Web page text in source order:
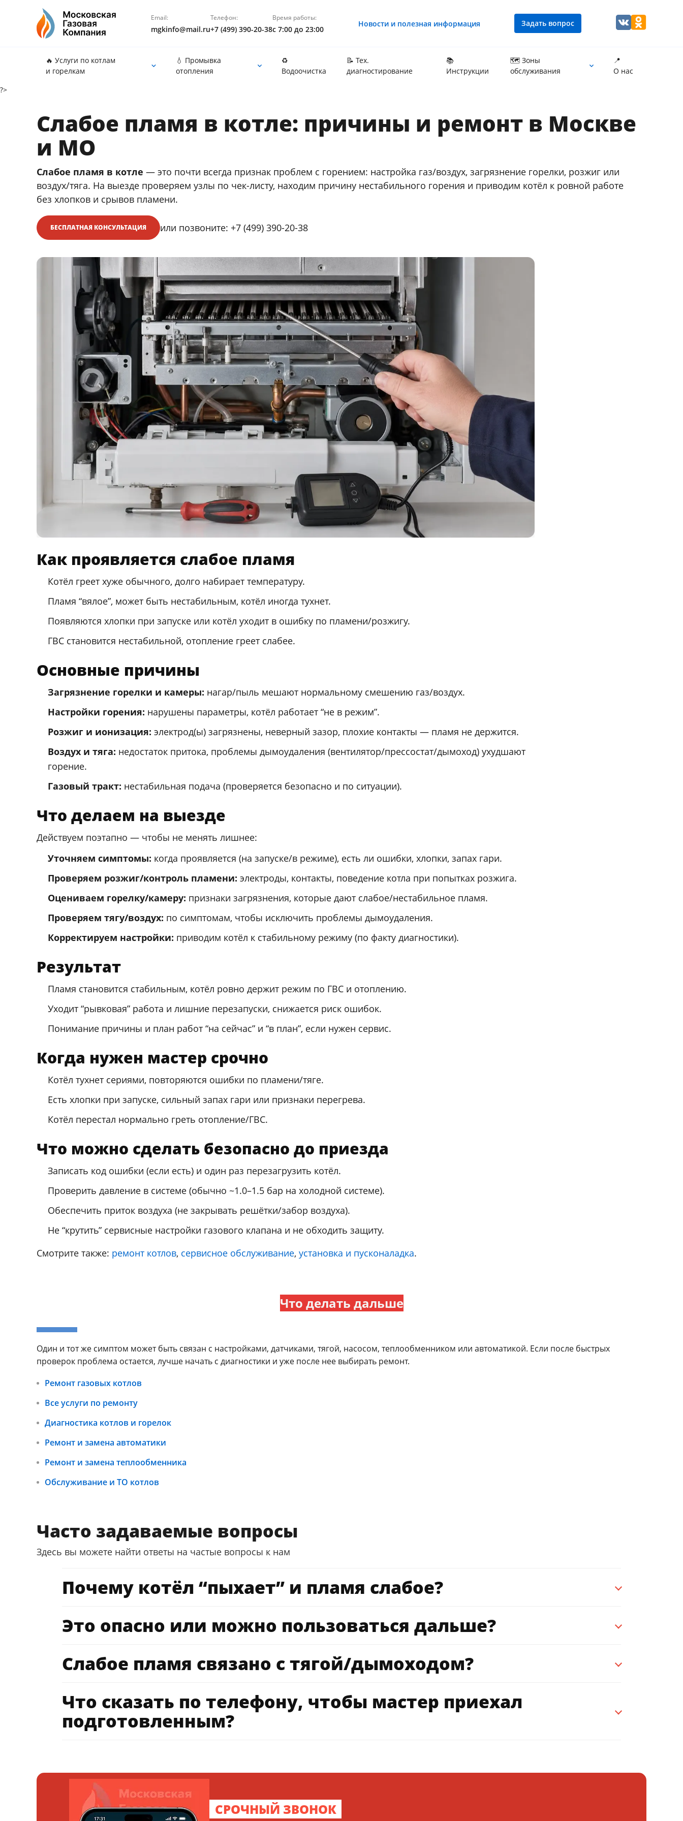
Email:
mgkinfo@mail.ru
Телефон:
+7 (499) 390-20-38
Время работы:
с 7:00 до 23:00
Новости и полезная информация Задать вопрос
🔥 Услуги по котлам
и горелкам
💧 Промывка
отопления
♻️
Водоочистка
📝 Тех.
диагностирование
📚
Инструкции
🗺 Зоны
обслуживания
📍
О нас
?>
Слабое пламя в котле: причины и ремонт в Москве
и МО
Слабое пламя в котле — это почти всегда признак проблем с горением: настройка газ/воздух, загрязнение горелки, розжиг или
воздух/тяга. На выезде проверяем узлы по чек-листу, находим причину нестабильного горения и приводим котёл к ровной работе
без хлопков и срывов пламени.
БЕСПЛАТНАЯ КОНСУЛЬТАЦИЯ или позвоните: +7 (499) 390-20-38
Как проявляется слабое пламя
Котёл греет хуже обычного, долго набирает температуру.
Пламя “вялое”, может быть нестабильным, котёл иногда тухнет.
Появляются хлопки при запуске или котёл уходит в ошибку по пламени/розжигу.
ГВС становится нестабильной, отопление греет слабее.
Основные причины
Загрязнение горелки и камеры: нагар/пыль мешают нормальному смешению газ/воздух.
Настройки горения: нарушены параметры, котёл работает “не в режим”.
Розжиг и ионизация: электрод(ы) загрязнены, неверный зазор, плохие контакты — пламя не держится.
Воздух и тяга: недостаток притока, проблемы дымоудаления (вентилятор/прессостат/дымоход) ухудшают
горение.
Газовый тракт: нестабильная подача (проверяется безопасно и по ситуации).
Что делаем на выезде
Действуем поэтапно — чтобы не менять лишнее:
Уточняем симптомы: когда проявляется (на запуске/в режиме), есть ли ошибки, хлопки, запах гари.
Проверяем розжиг/контроль пламени: электроды, контакты, поведение котла при попытках розжига.
Оцениваем горелку/камеру: признаки загрязнения, которые дают слабое/нестабильное пламя.
Проверяем тягу/воздух: по симптомам, чтобы исключить проблемы дымоудаления.
Корректируем настройки: приводим котёл к стабильному режиму (по факту диагностики).
Результат
Пламя становится стабильным, котёл ровно держит режим по ГВС и отоплению.
Уходит “рывковая” работа и лишние перезапуски, снижается риск ошибок.
Понимание причины и план работ “на сейчас” и “в план”, если нужен сервис.
Когда нужен мастер срочно
Котёл тухнет сериями, повторяются ошибки по пламени/тяге.
Есть хлопки при запуске, сильный запах гари или признаки перегрева.
Котёл перестал нормально греть отопление/ГВС.
Что можно сделать безопасно до приезда
Записать код ошибки (если есть) и один раз перезагрузить котёл.
Проверить давление в системе (обычно ~1.0–1.5 бар на холодной системе).
Обеспечить приток воздуха (не закрывать решётки/забор воздуха).
Не “крутить” сервисные настройки газового клапана и не обходить защиту.
Смотрите также: ремонт котлов, сервисное обслуживание, установка и пусконаладка.
Что делать дальше
Один и тот же симптом может быть связан с настройками, датчиками, тягой, насосом, теплообменником или автоматикой. Если после быстрых
проверок проблема остается, лучше начать с диагностики и уже после нее выбирать ремонт.
Ремонт газовых котлов
Все услуги по ремонту
Диагностика котлов и горелок
Ремонт и замена автоматики
Ремонт и замена теплообменника
Обслуживание и ТО котлов
Часто задаваемые вопросы
Здесь вы можете найти ответы на частые вопросы к нам
Почему котёл “пыхает” и пламя слабое?
Это опасно или можно пользоваться дальше?
Слабое пламя связано с тягой/дымоходом?
Что сказать по телефону, чтобы мастер приехал
подготовленным?
СРОЧНЫЙ ЗВОНОК